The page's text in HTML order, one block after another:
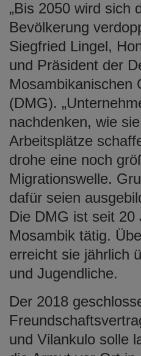
„Bis 2050 wird sich
Bevölkerung
Siegfried Lingel,
und Präsident der
Mosambikanischen
(DMG).
nachdenken, wie
Arbeitsplätze
drohe eine noch
Migrationswelle.
dafür seien
Die DMG ist seit 20
Mosambik tätig.
erreicht sie jährlich
und Jugendliche.
Der 2018
und Vilankulo solle